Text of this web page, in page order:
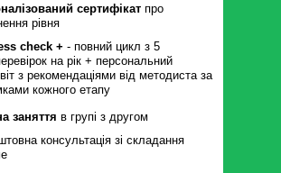
сертифікат про
рівня
консультація зі складання
заняття в групі з другом
check + - повний цикл з 5
на рік + персональний
з рекомендаціями від методиста за
кожного етапу